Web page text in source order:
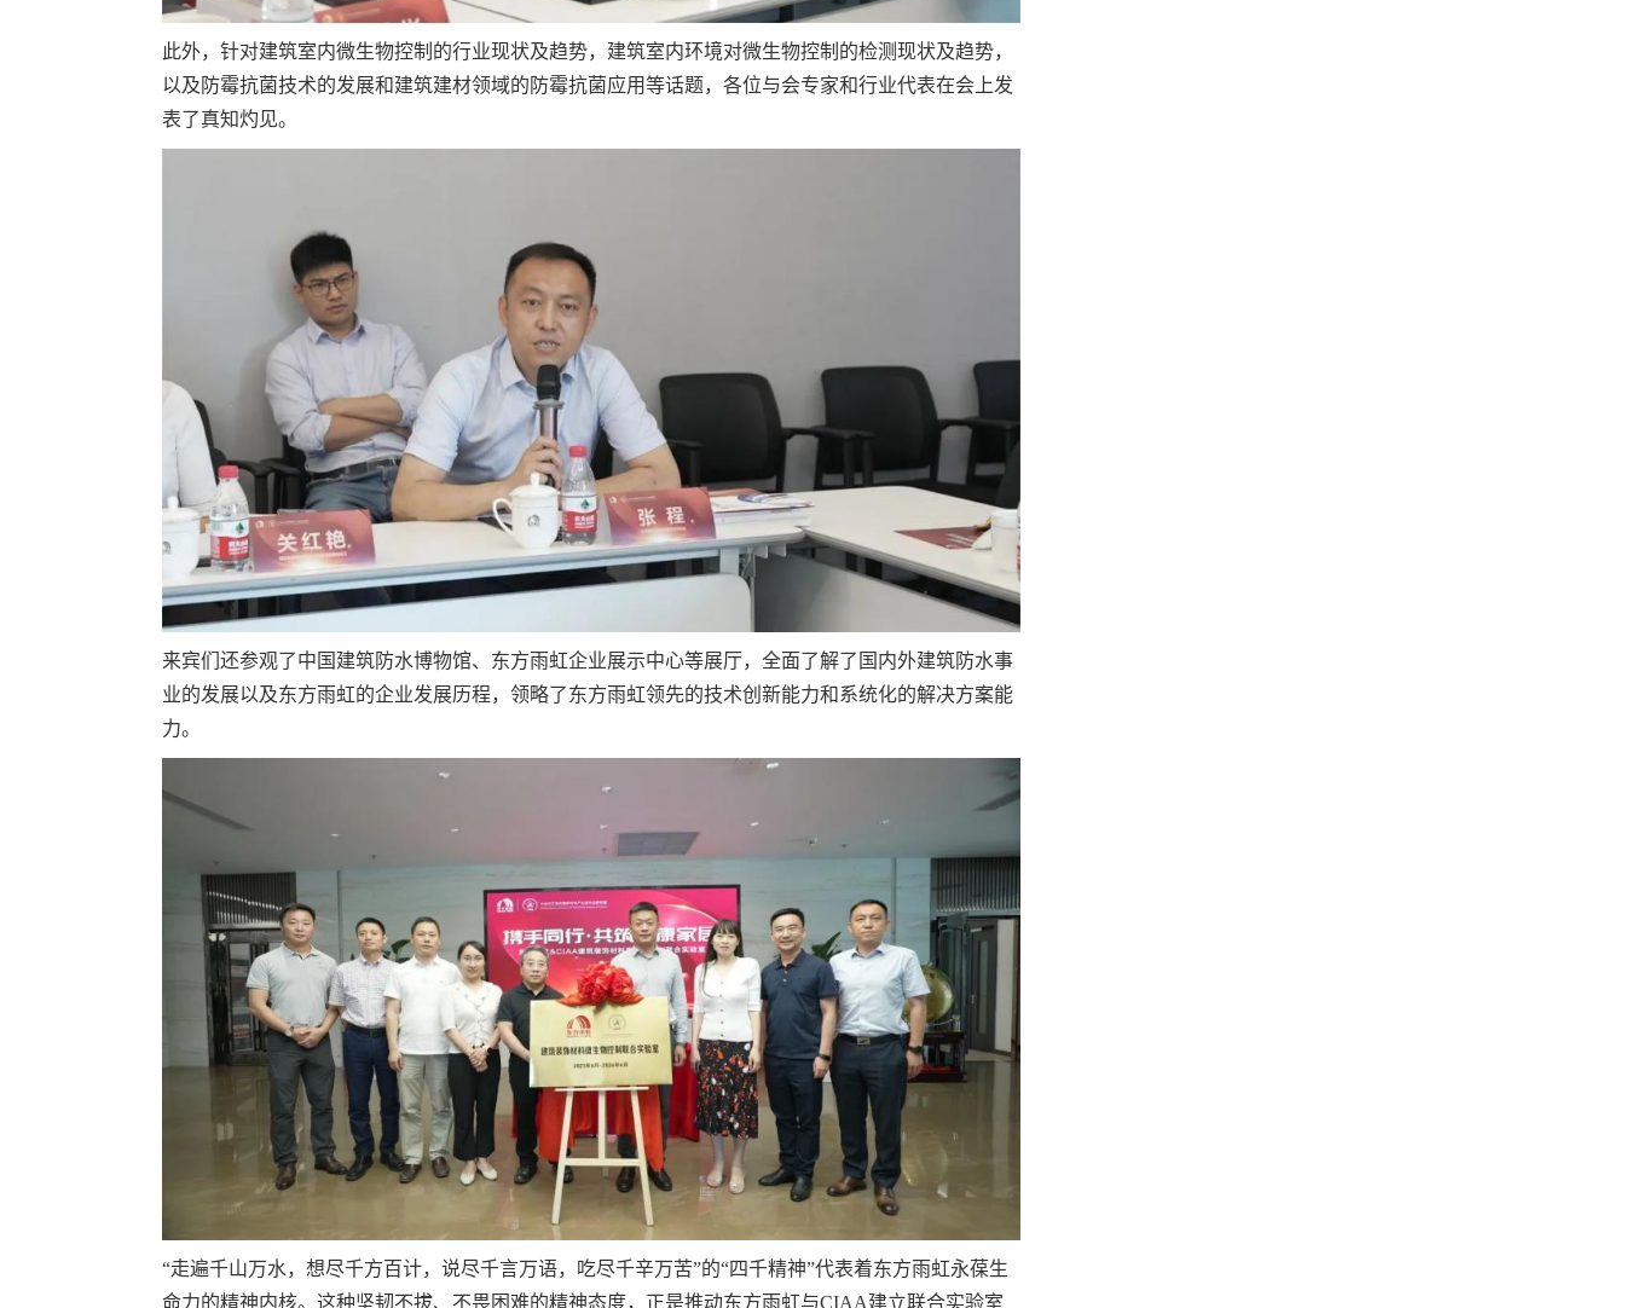
此外，针对建筑室内微生物控制的行业现状及趋势，建筑室内环境对微生物控制的检测现状及趋势，
以及防霉抗菌技术的发展和建筑建材领域的防霉抗菌应用等话题，各位与会专家和行业代表在会上发
表了真知灼见。
来宾们还参观了中国建筑防水博物馆、东方雨虹企业展示中心等展厅，全面了解了国内外建筑防水事
业的发展以及东方雨虹的企业发展历程，领略了东方雨虹领先的技术创新能力和系统化的解决方案能
力。
“走遍千山万水，想尽千方百计，说尽千言万语，吃尽千辛万苦”的“四千精神”代表着东方雨虹永葆生
命力的精神内核。这种坚韧不拔、不畏困难的精神态度，正是推动东方雨虹与CIAA建立联合实验室